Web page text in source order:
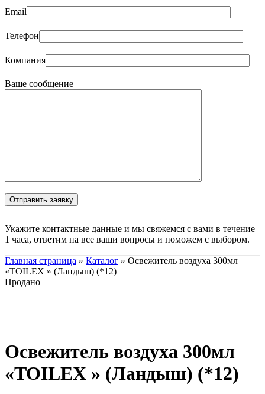
Email
Телефон
Компания
Ваше сообщение
Укажите контактные данные и мы свяжемся с вами в течение
1 часа, ответим на все ваши вопросы и поможем с выбором.
Главная страница » Каталог » Освежитель воздуха 300мл
«TOILEX » (Ландыш) (*12)
Продано
Освежитель воздуха 300мл
«TOILEX » (Ландыш) (*12)